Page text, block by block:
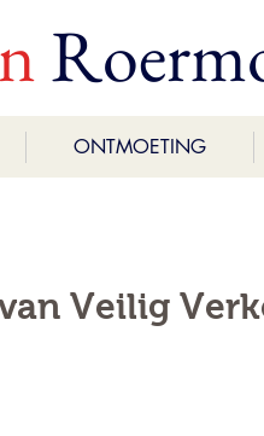
ONTMOETING
Veilig